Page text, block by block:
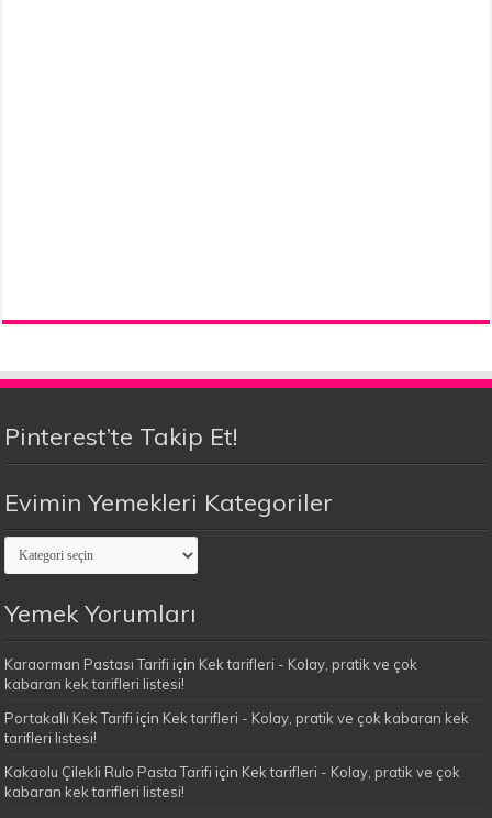
Pinterest’te Takip Et!
Evimin Yemekleri Kategoriler
Evimin
Yemekleri
Kategoriler
Yemek Yorumları
Karaorman Pastası Tarifi için Kek tarifleri - Kolay, pratik ve çok
kabaran kek tarifleri listesi!
Portakallı Kek Tarifi için Kek tarifleri - Kolay, pratik ve çok kabaran kek
tarifleri listesi!
Kakaolu Çilekli Rulo Pasta Tarifi için Kek tarifleri - Kolay, pratik ve çok
kabaran kek tarifleri listesi!